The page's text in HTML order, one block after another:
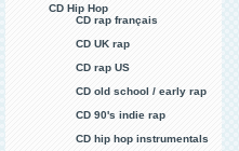
CD Hip Hop
CD rap français
CD UK rap
CD rap US
CD old school / early rap
CD 90's indie rap
CD hip hop instrumentals